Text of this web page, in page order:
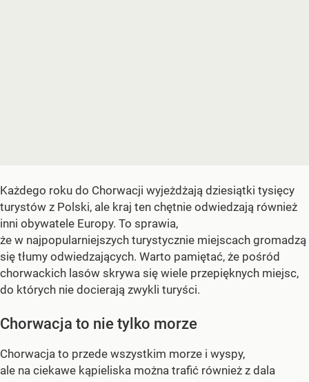
Każdego roku do Chorwacji wyjeżdżają dziesiątki tysięcy
turystów z Polski, ale kraj ten chętnie odwiedzają również
inni obywatele Europy. To sprawia,
że w najpopularniejszych turystycznie miejscach gromadzą
się tłumy odwiedzających. Warto pamiętać, że pośród
chorwackich lasów skrywa się wiele przepięknych miejsc,
do których nie docierają zwykli turyści.
Chorwacja to nie tylko morze
Chorwacja to przede wszystkim morze i wyspy,
ale na ciekawe kąpieliska można trafić również z dala